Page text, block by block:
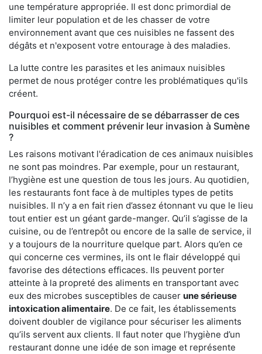
une température appropriée. Il est donc primordial de
limiter leur population et de les chasser de votre
environnement avant que ces nuisibles ne fassent des
dégâts et n'exposent votre entourage à des maladies.
La lutte contre les parasites et les animaux nuisibles
permet de nous protéger contre les problématiques qu'ils
créent.
Pourquoi est-il nécessaire de se débarrasser de ces
nuisibles et comment prévenir leur invasion à Sumène
?
Les raisons motivant l'éradication de ces animaux nuisibles
ne sont pas moindres. Par exemple, pour un restaurant,
l’hygiène est une question de tous les jours. Au quotidien,
les restaurants font face à de multiples types de petits
nuisibles. Il n’y a en fait rien d’assez étonnant vu que le lieu
tout entier est un géant garde-manger. Qu’il s’agisse de la
cuisine, ou de l’entrepôt ou encore de la salle de service, il
y a toujours de la nourriture quelque part. Alors qu’en ce
qui concerne ces vermines, ils ont le flair développé qui
favorise des détections efficaces. Ils peuvent porter
atteinte à la propreté des aliments en transportant avec
eux des microbes susceptibles de causer une sérieuse
intoxication alimentaire. De ce fait, les établissements
doivent doubler de vigilance pour sécuriser les aliments
qu’ils servent aux clients. Il faut noter que l’hygiène d’un
restaurant donne une idée de son image et représente